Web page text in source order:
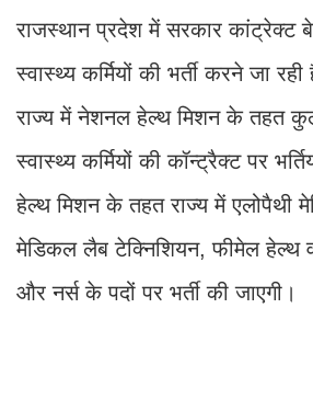
राजस्थान प्रदेश में सरकार कांट्रेक्ट
स्वास्थ्य कर्मियों की भर्ती करने जा
राज्य में नेशनल हेल्थ मिशन के तहत
स्वास्थ्य कर्मियों की कॉन्ट्रैक्ट पर
हेल्थ मिशन के तहत राज्य में एलोपैथी
मेडिकल लैब टेक्निशियन, फीमेल हेल्थ
और नर्स के पदों पर भर्ती की जाएगी।